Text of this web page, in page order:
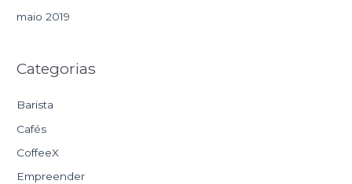
maio 2019
Categorias
Barista
Cafés
CoffeeX
Empreender